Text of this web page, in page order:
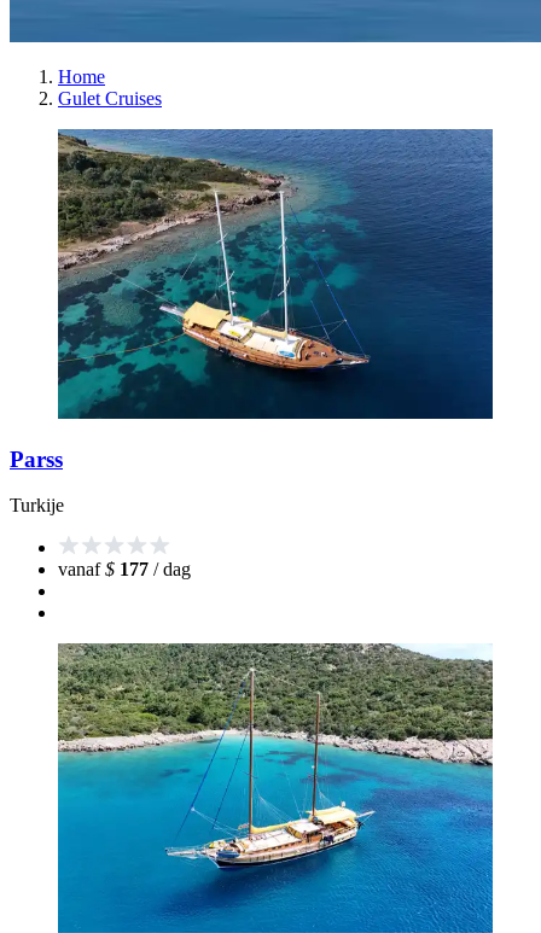
Home
Gulet Cruises
Parss
Turkije
vanaf$ 177 / dag